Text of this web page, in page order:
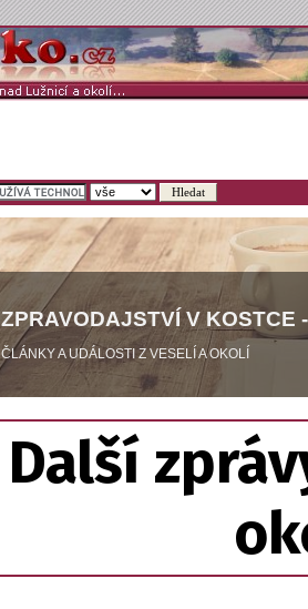
ZPRAVODAJSTVÍ V KOSTCE
ČLÁNKY A UDÁLOSTI Z VESELÍ A OKOLÍ
Další